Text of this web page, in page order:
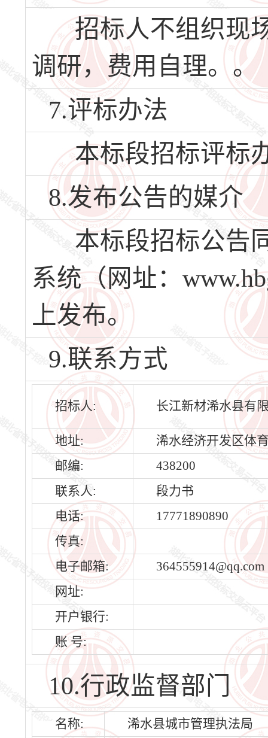
招标人不组织现
调研，费用自理。。
7.评标办法
本标段招标评标
8.发布公告的媒介
本标段招标公告
系统（网址：
上发布。
9.联系方式
招标人: 长江新材浠水县有
地址:
浠水经济开发区体
邮编:
438200
联系人:
段力书
电话:
17771890890
传真:
电子邮箱:
364555914@qq.com
网址:
开户银行:
账 号:
10.行政监督部门
名称: 浠水县城市管理执法局